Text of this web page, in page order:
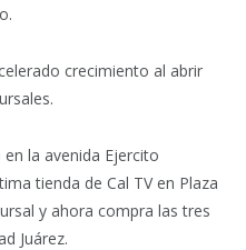
crecimiento al abrir
la avenida Ejercito
tienda de Cal TV en Plaza
y ahora compra las tres
Juárez.